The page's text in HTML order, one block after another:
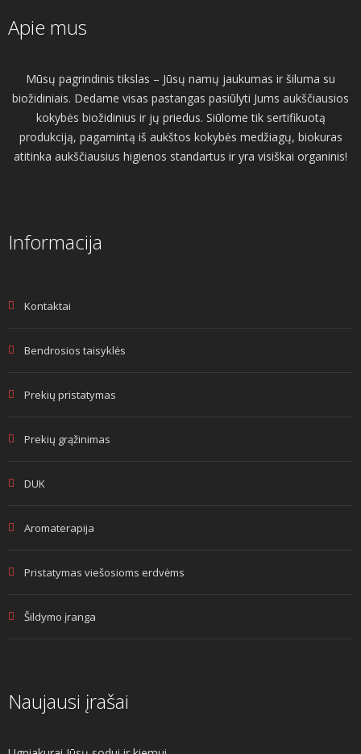
Apie mus
Mūsų pagrindinis tikslas – Jūsų namų jaukumas ir šiluma su
biožidiniais. Dedame visas pastangas pasiūlyti Jums aukščiausios
kokybės biožidinius ir jų priedus. Siūlome tik sertifikuotą
produkciją, pagamintą iš aukštos kokybės medžiagų, biokuras
atitinka aukščiausius higienos standartus ir yra visiškai organinis!
Informacija
Kontaktai
Bendrosios taisyklės
Prekių pristatymas
Prekių grąžinimas
DUK
Aromaterapija
Pristatymas viešosioms erdvėms
Šildymo įranga
Naujausi įrašai